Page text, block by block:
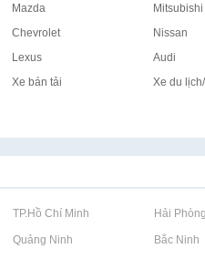
Mazda Mitsubishi
Chevrolet Nissan
Lexus Audi
Xe bán tải Xe du
TP.Hồ Chí Minh Rao vặt tại Hải Phòng
Quảng Ninh Rao vặt tại Bắc Ninh